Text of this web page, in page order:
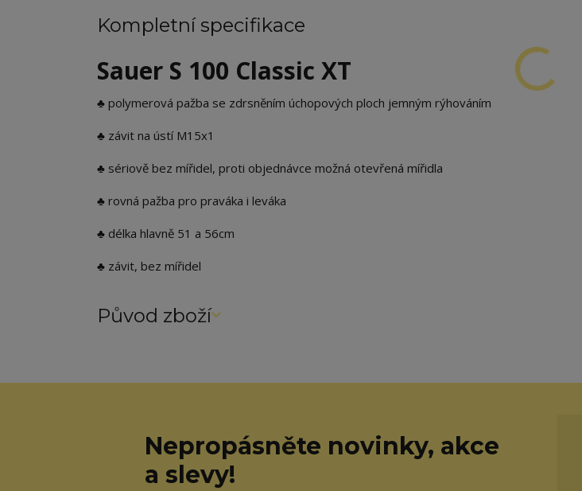
Kompletní specifikace
Sauer S 100 Classic XT
♣ polymerová pažba se zdrsněním úchopových ploch jemným rýhováním
♣ závit na ústí M15x1
♣ sériově bez mířidel, proti objednávce možná otevřená mířidla
♣ rovná pažba pro praváka i leváka
♣ délka hlavně 51 a 56cm
♣ závit, bez mířidel
Původ zboží
Nepropásněte novinky, akce
a slevy!